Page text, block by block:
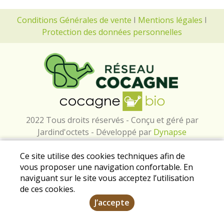
Conditions Générales de vente I Mentions légales I
Protection des données personnelles
2022 Tous droits réservés - Conçu et géré par
Jardind'octets - Développé par Dynapse
Ce site utilise des cookies techniques afin de
vous proposer une navigation confortable. En
naviguant sur le site vous acceptez l’utilisation
de ces cookies.
J’accepte